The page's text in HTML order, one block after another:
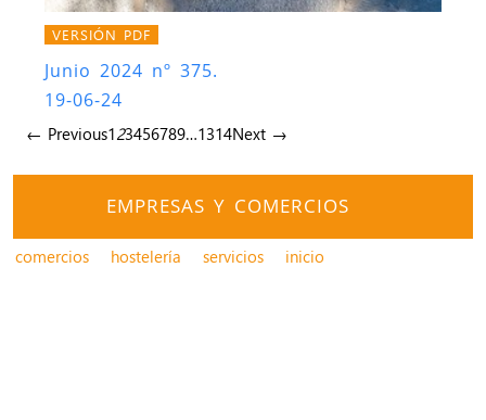
VERSIÓN PDF
Junio 2024 nº 375.
19-06-24
← Previous123456789…1314Next →
EMPRESAS Y COMERCIOS
comercios hostelería servicios inicio